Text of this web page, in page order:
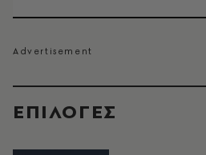
EΠΙΛΟΓΈΣ